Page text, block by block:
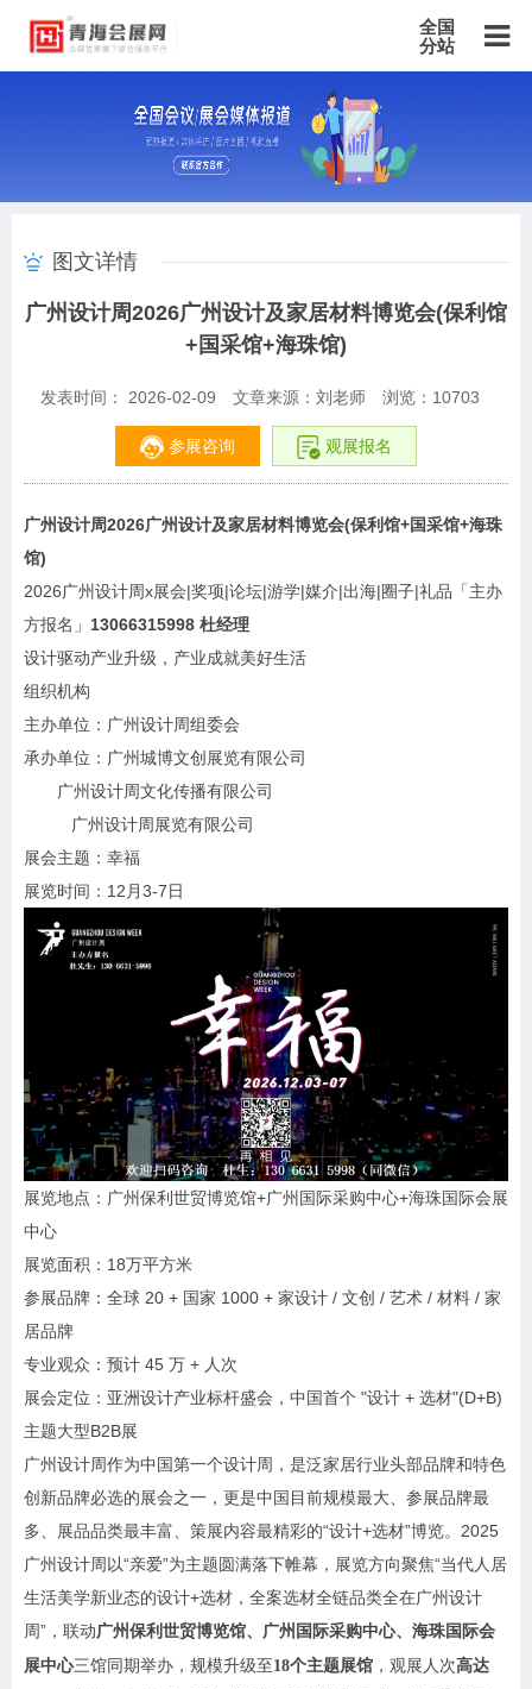
全国
分站
主站
广东站 重庆站 天津站 江苏站
河南站 河北站
甘肃站
新疆站
四川站
图文详情
广州设计周2026广州设计及家居材料博览会(保利馆
+国采馆+海珠馆)
发表时间： 2026-02-09 文章来源：刘老师 浏览： 10703
参展咨询 观展报名
广州设计周2026广州设计及家居材料博览会(保利馆+国采馆+海珠
馆)
2026广州设计周x展会|奖项|论坛|游学|媒介|出海|圈子|礼品「主办
方报名」 13066315998 杜经理
设计驱动产业升级，产业成就美好生活
组织机构
主办单位：广州设计周组委会
承办单位：广州城博文创展览有限公司
广州设计周文化传播有限公司
广州设计周展览有限公司
展会主题：幸福
展览时间：12月3-7日
展览地点：广州保利世贸博览馆+广州国际采购中心+海珠国际会展
中心
展览面积：18万平方米
参展品牌：全球 20 + 国家 1000 + 家设计 / 文创 / 艺术 / 材料 / 家
居品牌
专业观众：预计 45 万 + 人次
展会定位：亚洲设计产业标杆盛会，中国首个 "设计 + 选材"(D+B)
主题大型B2B展
广州设计周作为中国第一个设计周，是泛家居行业头部品牌和特色
创新品牌必选的展会之一，更是中国目前规模最大、参展品牌最
多、展品品类最丰富、策展内容最精彩的“设计+选材”博览。2025
广州设计周以“亲爱”为主题圆满落下帷幕，展览方向聚焦“当代人居
生活美学新业态的设计+选材，全案选材全链品类全在广州设计
周”，联动广州保利世贸博览馆、广州国际采购中心、海珠国际会
展中心三馆同期举办，规模升级至 18个主题展馆 ，观展人次高达